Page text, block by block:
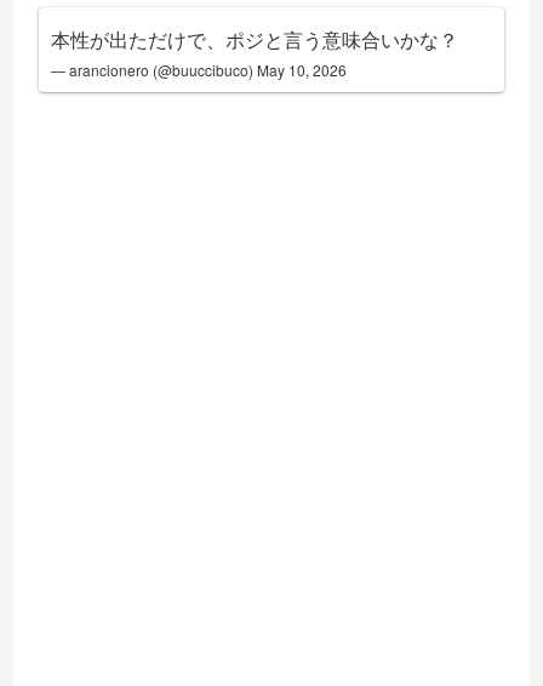
本性が出ただけで、ポジと言う意味合いかな？
— arancionero (@buuccibuco) May 10, 2026